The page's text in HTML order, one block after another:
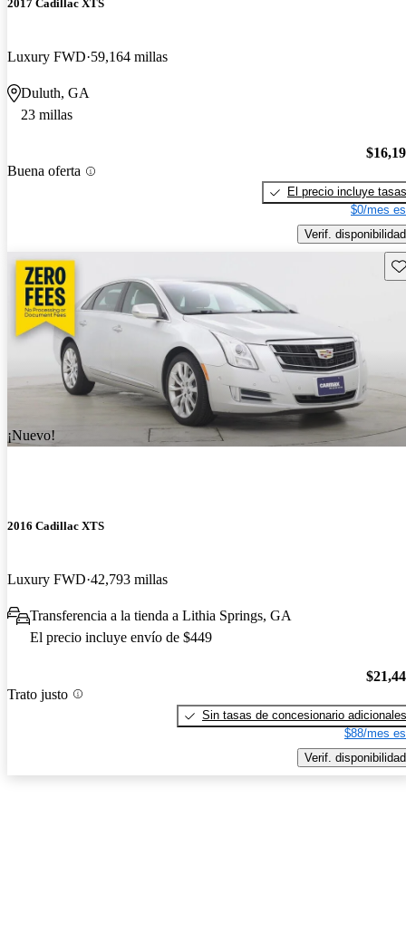
2017 Cadillac XTS
Luxury FWD 59,164 millas
Duluth, GA
23 millas
Buena oferta
El precio incluye tasas
$0/mes
Verif. disponibilidad
¡Nuevo!
2016 Cadillac XTS
Luxury FWD 42,793 millas
Transferencia a la tienda a Lithia Springs, GA
El precio incluye envío de $449
Trato justo
Sin tasas de concesionario adicionales
$88/mes
Verif. disponibilidad